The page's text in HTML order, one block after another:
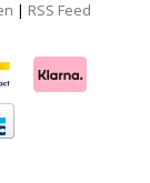
| RSS Feed